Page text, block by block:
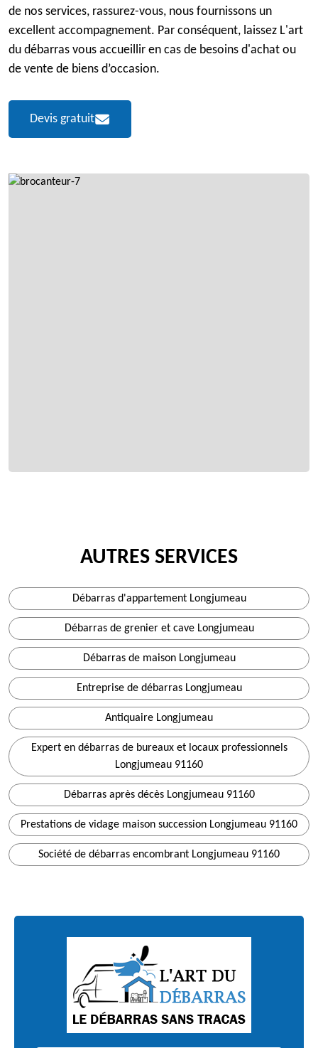
de nos services, rassurez-vous, nous fournissons un
excellent accompagnement. Par conséquent, laissez L'art
du débarras vous accueillir en cas de besoins d'achat ou
de vente de biens d’occasion.
Devis gratuit
AUTRES SERVICES
Débarras d'appartement Longjumeau
Débarras de grenier et cave Longjumeau
Débarras de maison Longjumeau
Entreprise de débarras Longjumeau
Antiquaire Longjumeau
Expert en débarras de bureaux et locaux professionnels
Longjumeau 91160
Débarras après décès Longjumeau 91160
Prestations de vidage maison succession Longjumeau 91160
Société de débarras encombrant Longjumeau 91160